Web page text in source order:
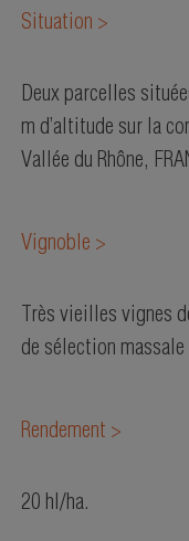
Situation >
Deux parcelles
m d’altitude sur la
Vallée du Rhône,
Vignoble >
Très vieilles vignes
de sélection massale
Rendement >
20 hl/ha.